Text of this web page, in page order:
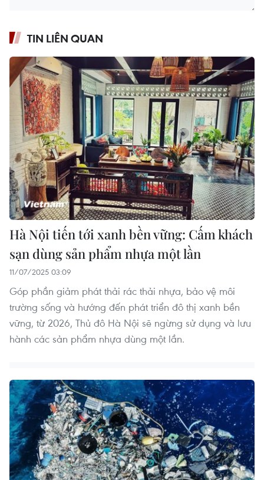
TIN LIÊN QUAN
Hà Nội tiến tới xanh bền vững: Cấm khách
sạn dùng sản phẩm nhựa một lần
11/07/2025 03:09
Góp phần giảm phát thải rác thải nhựa, bảo vệ môi
trường sống và hướng đến phát triển đô thị xanh bền
vững, từ 2026, Thủ đô Hà Nội sẽ ngừng sử dụng và lưu
hành các sản phẩm nhựa dùng một lần.